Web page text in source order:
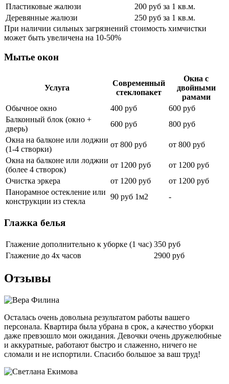
Пластиковые жалюзи
200 руб за 1 кв.м.
Деревянные жалюзи
250 руб за 1 кв.м.
При наличии сильных загрязнений стоимость химчистки
может быть увеличена на 10-50%
Мытье окон
Услуга
Современный
стеклопакет
Окна с
двойными
рамами
Обычное окно
400 руб
600 руб
Балконный блок (окно +
дверь)
600 руб
800 руб
Окна на балконе или лоджии
(1-4 створки)
от 800 руб
от 800 руб
Окна на балконе или лоджии
(более 4 створок)
от 1200 руб
от 1200 руб
Очистка эркера
от 1200 руб
от 1200 руб
Панорамное остекление или
конструкции из стекла
90 руб 1м2 -
Глажка белья
Глажение дополнительно к уборке (1 час) 350 руб
Глажение до 4х часов
2900 руб
Отзывы
Осталась очень довольна результатом работы вашего
персонала. Квартира была убрана в срок, а качество уборки
даже превзошло мои ожидания. Девочки очень дружелюбные
и аккуратные, работают быстро и слаженно, ничего не
сломали и не испортили. Спасибо большое за ваш труд!